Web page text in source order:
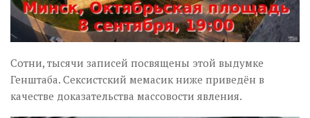
Сотни, тысячи записей посвящены этой выдумке
Генштаба. Сексистский мемасик ниже приведён в
качестве доказательства массовости явления.